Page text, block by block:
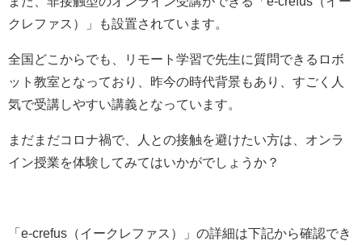
クレファス）
」も設置されています。
全国どこからでも、リモート学習で先生に質問できるロボ
ット教室となっており、昨今の時代背景もあり、すごく人
気で受講しやすい講義となっています。
まだまだコロナ禍で、人との接触を避けたい方は、オンラ
イン授業を体験してみてはいかがでしょうか？
「 e-crefus（イークレファス）
」の詳細は下記から確認でき